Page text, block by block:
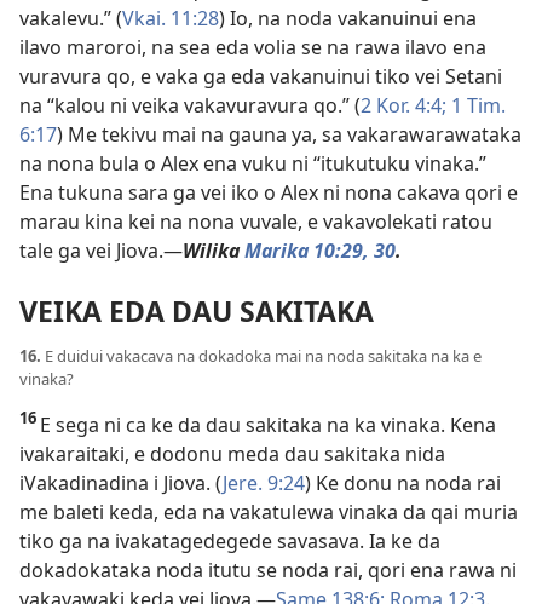
vakalevu.” (Vkai. 11:28) Io, na noda vakanuinui ena
ilavo maroroi, na sea eda volia se na rawa ilavo ena
vuravura qo, e vaka ga eda vakanuinui tiko vei Setani
na “kalou ni veika vakavuravura qo.” (2 Kor. 4:4; 1 Tim.
6:17) Me tekivu mai na gauna ya, sa vakarawarawataka
na nona bula o Alex ena vuku ni “itukutuku vinaka.”
Ena tukuna sara ga vei iko o Alex ni nona cakava qori e
marau kina kei na nona vuvale, e vakavolekati ratou
tale ga vei Jiova.​—WilikaMarika 10:​29, 30.
VEIKA EDA DAU SAKITAKA
16. E duidui vakacava na dokadoka mai na noda sakitaka na ka e
vinaka?
16 E sega ni ca ke da dau sakitaka na ka vinaka. Kena
ivakaraitaki, e dodonu meda dau sakitaka nida
iVakadinadina i Jiova. (Jere. 9:24) Ke donu na noda rai
me baleti keda, eda na vakatulewa vinaka da qai muria
tiko ga na ivakatagedegede savasava. Ia ke da
dokadokataka noda itutu se noda rai, qori ena rawa ni